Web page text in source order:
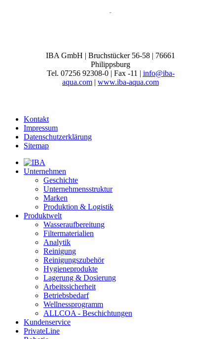
IBA GmbH | Bruchstücker 56-58 | 76661
Philippsburg
Tel. 07256 92308-0 | Fax -11 | info@iba-
aqua.com | www.iba-aqua.com
Kontakt
Impressum
Datenschutzerklärung
Sitemap
Unternehmen
Geschichte
Unternehmensstruktur
Marken
Produktion & Logistik
Produktwelt
Wasseraufbereitung
Filtermaterialien
Analytik
Reinigung
Reinigungszubehör
Hygieneprodukte
Lagerung & Dosierung
Arbeitssicherheit
Betriebsbedarf
Wellnessprogramm
ALLCOA - Beschichtungen
Kundenservice
PrivateLine